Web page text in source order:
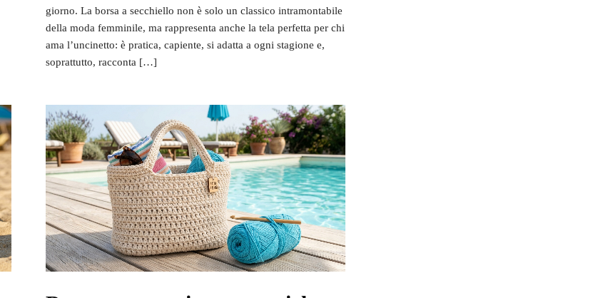
giorno. La borsa a secchiello non è solo un classico intramontabile
della moda femminile, ma rappresenta anche la tela perfetta per chi
ama l’uncinetto: è pratica, capiente, si adatta a ogni stagione e,
soprattutto, racconta […]